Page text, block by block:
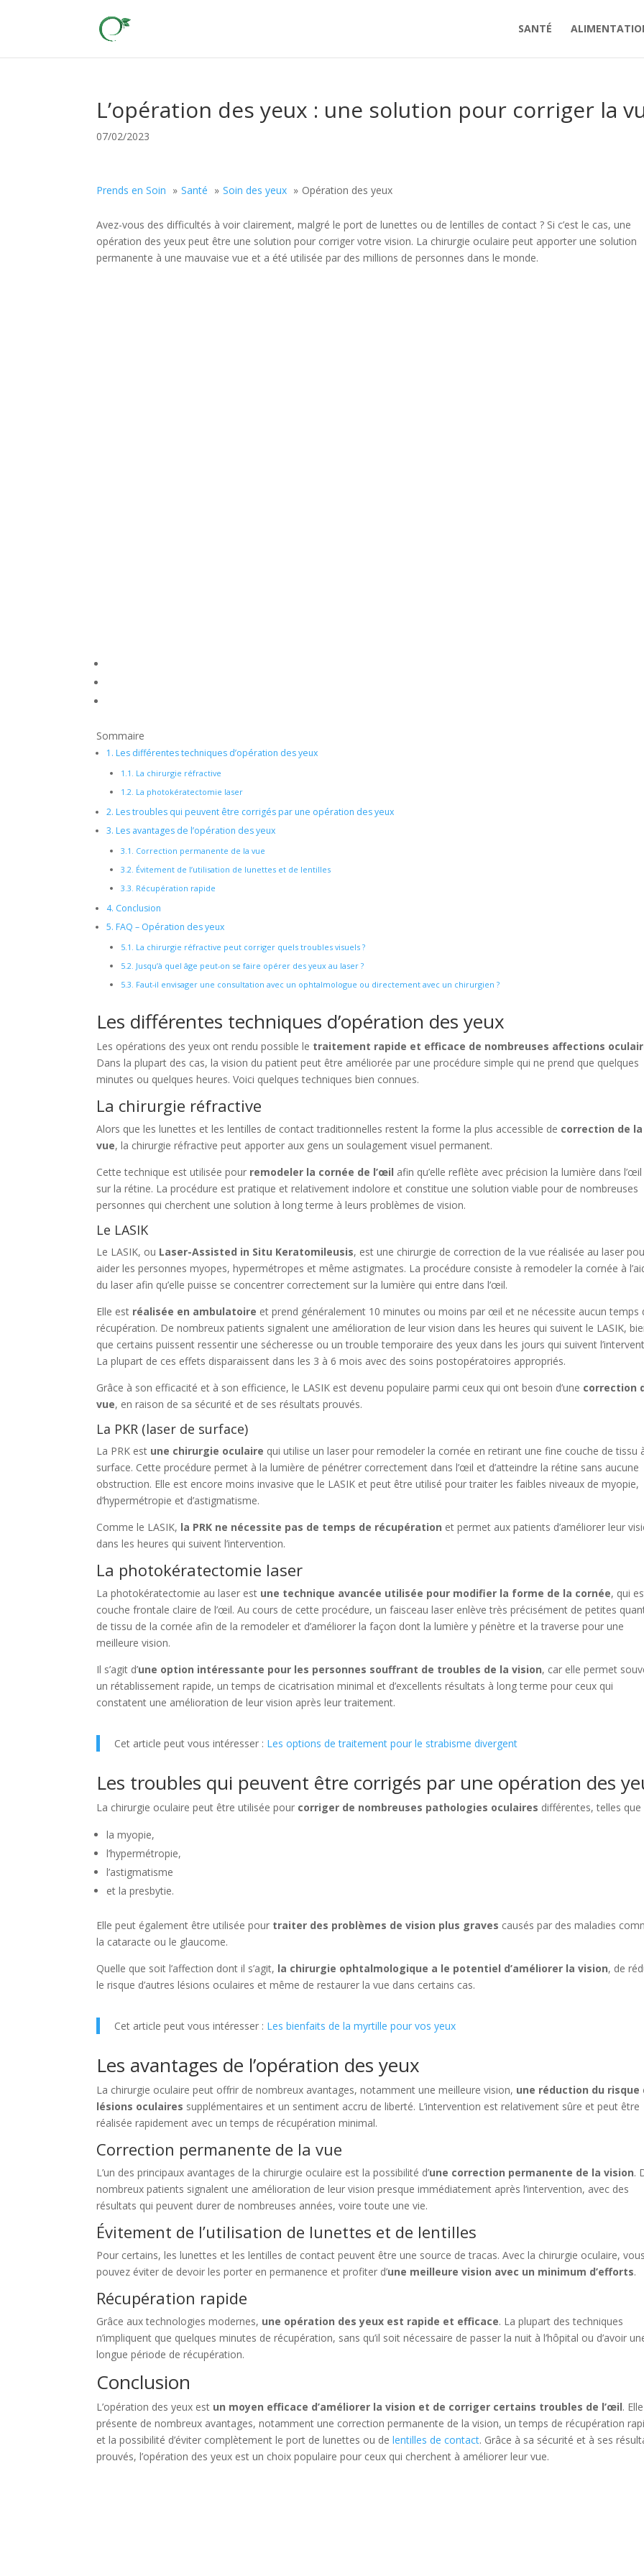
SANTÉ
L’opération des yeux : une solution pour corriger la
07/02/2023
Prends en Soin Santé Soin des yeux Opération des yeux
Avez-vous des difficultés à voir clairement, malgré le port de lunettes ou de lentilles de contact ? Si c’est le cas, une
opération des yeux peut être une solution pour corriger votre vision. La chirurgie oculaire peut apporter une solution
permanente à une mauvaise vue et a été utilisée par des millions de personnes dans le monde.
Sommaire
1. Les différentes techniques d’opération des yeux
1.1. La chirurgie réfractive
1.2. La photokératectomie laser
2. Les troubles qui peuvent être corrigés par une opération des yeux
3. Les avantages de l’opération des yeux
3.1. Correction permanente de la vue
3.2. Évitement de l’utilisation de lunettes et de lentilles
3.3. Récupération rapide
4. Conclusion
5. FAQ – Opération des yeux
5.1. La chirurgie réfractive peut corriger quels troubles visuels ?
5.2. Jusqu’à quel âge peut-on se faire opérer des yeux au laser ?
5.3. Faut-il envisager une consultation avec un ophtalmologue ou directement avec un chirurgien ?
Les différentes techniques d’opération des yeux
Les opérations des yeux ont rendu possible le traitement rapide et efficace de nombreuses affections
Dans la plupart des cas, la vision du patient peut être améliorée par une procédure simple qui ne prend que quelques
minutes ou quelques heures. Voici quelques techniques bien connues.
La chirurgie réfractive
Alors que les lunettes et les lentilles de contact traditionnelles restent la forme la plus accessible de correction de la
vue, la chirurgie réfractive peut apporter aux gens un soulagement visuel permanent.
Cette technique est utilisée pour remodeler la cornée de l’œil afin qu’elle reflète avec précision la lumière dans
sur la rétine. La procédure est pratique et relativement indolore et constitue une solution viable pour de nombreuses
personnes qui cherchent une solution à long terme à leurs problèmes de vision.
Le LASIK
Le LASIK, ou Laser-Assisted in Situ Keratomileusis, est une chirurgie de correction de la vue réalisée au laser
aider les personnes myopes, hypermétropes et même astigmates. La procédure consiste à remodeler la cornée à
du laser afin qu’elle puisse se concentrer correctement sur la lumière qui entre dans l’œil.
Elle est réalisée en ambulatoire et prend généralement 10 minutes ou moins par œil et ne nécessite aucun temps
récupération. De nombreux patients signalent une amélioration de leur vision dans les heures qui suivent le LASIK,
que certains puissent ressentir une sécheresse ou un trouble temporaire des yeux dans les jours qui suivent
La plupart de ces effets disparaissent dans les 3 à 6 mois avec des soins postopératoires appropriés.
Grâce à son efficacité et à son efficience, le LASIK est devenu populaire parmi ceux qui ont besoin d’une correction
vue, en raison de sa sécurité et de ses résultats prouvés.
La PKR (laser de surface)
La PRK est une chirurgie oculaire qui utilise un laser pour remodeler la cornée en retirant une fine couche de tissu
surface. Cette procédure permet à la lumière de pénétrer correctement dans l’œil et d’atteindre la rétine sans aucune
obstruction. Elle est encore moins invasive que le LASIK et peut être utilisé pour traiter les faibles niveaux de myopie,
d’hypermétropie et d’astigmatisme.
Comme le LASIK, la PRK ne nécessite pas de temps de récupération et permet aux patients d’améliorer leur
dans les heures qui suivent l’intervention.
La photokératectomie laser
La photokératectomie au laser est une technique avancée utilisée pour modifier la forme de la cornée, qui
couche frontale claire de l’œil. Au cours de cette procédure, un faisceau laser enlève très précisément de petites
de tissu de la cornée afin de la remodeler et d’améliorer la façon dont la lumière y pénètre et la traverse pour une
meilleure vision.
Il s’agit d’une option intéressante pour les personnes souffrant de troubles de la vision, car elle permet
un rétablissement rapide, un temps de cicatrisation minimal et d’excellents résultats à long terme pour ceux qui
constatent une amélioration de leur vision après leur traitement.
Cet article peut vous intéresser : Les options de traitement pour le strabisme divergent
Les troubles qui peuvent être corrigés par une opération des
La chirurgie oculaire peut être utilisée pour corriger de nombreuses pathologies oculaires différentes, telles que
la myopie,
l’hypermétropie,
l’astigmatisme
et la presbytie.
Elle peut également être utilisée pour traiter des problèmes de vision plus graves causés par des maladies
la cataracte ou le glaucome.
Quelle que soit l’affection dont il s’agit, la chirurgie ophtalmologique a le potentiel d’améliorer la vision, de
le risque d’autres lésions oculaires et même de restaurer la vue dans certains cas.
Cet article peut vous intéresser : Les bienfaits de la myrtille pour vos yeux
Les avantages de l’opération des yeux
La chirurgie oculaire peut offrir de nombreux avantages, notamment une meilleure vision, une réduction du risque
lésions oculaires supplémentaires et un sentiment accru de liberté. L’intervention est relativement sûre et peut être
réalisée rapidement avec un temps de récupération minimal.
Correction permanente de la vue
L’un des principaux avantages de la chirurgie oculaire est la possibilité d’une correction permanente de la vision.
nombreux patients signalent une amélioration de leur vision presque immédiatement après l’intervention, avec des
résultats qui peuvent durer de nombreuses années, voire toute une vie.
Évitement de l’utilisation de lunettes et de lentilles
Pour certains, les lunettes et les lentilles de contact peuvent être une source de tracas. Avec la chirurgie oculaire, vous
pouvez éviter de devoir les porter en permanence et profiter d’une meilleure vision avec un minimum d’efforts.
Récupération rapide
Grâce aux technologies modernes, une opération des yeux est rapide et efficace. La plupart des techniques
n’impliquent que quelques minutes de récupération, sans qu’il soit nécessaire de passer la nuit à l’hôpital ou d’avoir
longue période de récupération.
Conclusion
L’opération des yeux est un moyen efficace d’améliorer la vision et de corriger certains troubles de l’œil. Elle
présente de nombreux avantages, notamment une correction permanente de la vision, un temps de récupération
et la possibilité d’éviter complètement le port de lunettes ou delentilles de contact. Grâce à sa sécurité et à ses
prouvés, l’opération des yeux est un choix populaire pour ceux qui cherchent à améliorer leur vue.